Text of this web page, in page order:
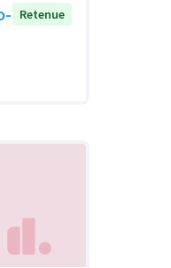
Retenue